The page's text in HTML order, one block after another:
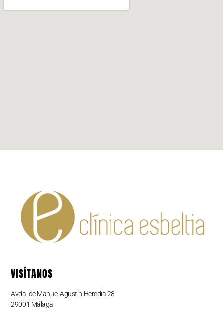
VISÍTANOS
Avda. de Manuel Agustín Heredia 28
29001 Málaga